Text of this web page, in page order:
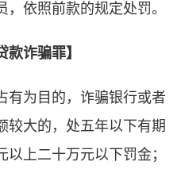
依照前款的规定处罚。
诈骗罪】
有为目的，诈骗银行或者
较大的，处五年以下有期
上二十万元以下罚金；